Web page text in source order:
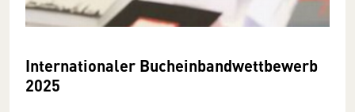
Internationaler Bucheinbandwettbewerb
2025